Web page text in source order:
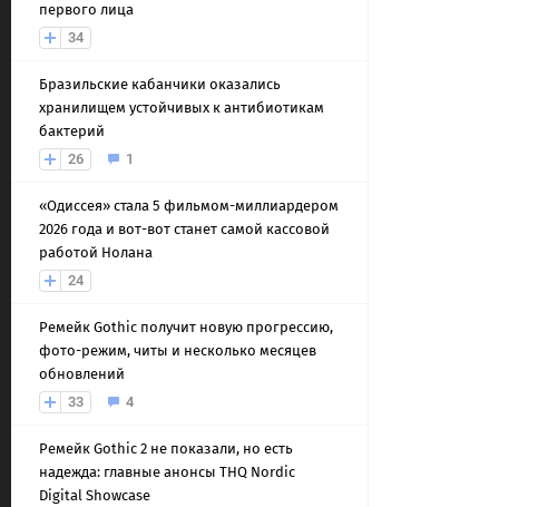
первого лица
34
Бразильские кабанчики оказались
хранилищем устойчивых к антибиотикам
бактерий
26
1
«Одиссея» стала 5 фильмом-миллиардером
2026 года и вот-вот станет самой кассовой
работой Нолана
24
Ремейк Gothic получит новую прогрессию,
фото-режим, читы и несколько месяцев
обновлений
33
4
Ремейк Gothic 2 не показали, но есть
надежда: главные анонсы THQ Nordic
Digital Showcase